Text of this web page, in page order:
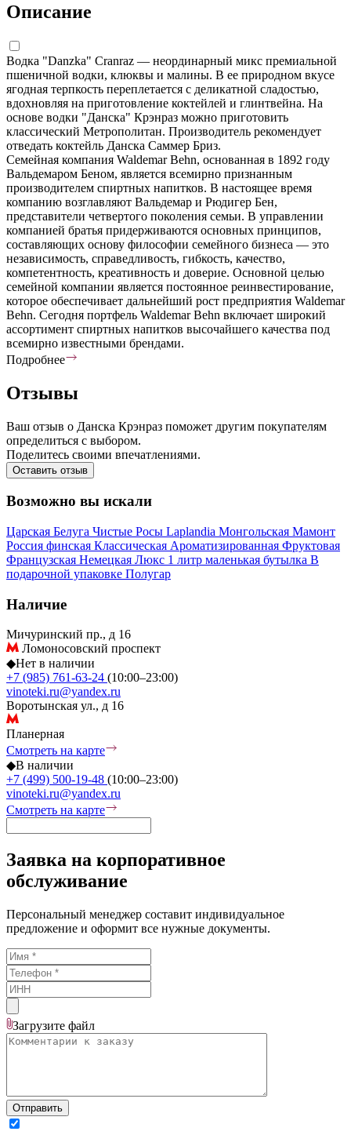
Описание
Водка "Danzka" Cranraz — неординарный микс премиальной
пшеничной водки, клюквы и малины. В ее природном вкусе
ягодная терпкость переплетается с деликатной сладостью,
вдохновляя на приготовление коктейлей и глинтвейна. На
основе водки "Данска" Крэнраз можно приготовить
классический Метрополитан. Производитель рекомендует
отведать коктейль Данска Саммер Бриз.
Семейная компания Waldemar Behn, основанная в 1892 году
Вальдемаром Беном, является всемирно признанным
производителем спиртных напитков. В настоящее время
компанию возглавляют Вальдемар и Рюдигер Бен,
представители четвертого поколения семьи. В управлении
компанией братья придерживаются основных принципов,
составляющих основу философии семейного бизнеса — это
независимость, справедливость, гибкость, качество,
компетентность, креативность и доверие. Основной целью
семейной компании является постоянное реинвестирование,
которое обеспечивает дальнейший рост предприятия Waldemar
Behn. Сегодня портфель Waldemar Behn включает широкий
ассортимент спиртных напитков высочайшего качества под
всемирно известными брендами.
Подробнее
Отзывы
Ваш отзыв о Данска Крэнраз поможет другим покупателям
определиться с выбором.
Поделитесь своими впечатлениями.
Оставить отзыв
Возможно вы искали
Царская Белуга Чистые Росы Laplandia Монгольская Мамонт
Россия финская Классическая Ароматизированная Фруктовая
Французская Немецкая Люкс 1 литр маленькая бутылка В
подарочной упаковке Полугар
Наличие
Мичуринский пр., д 16
Ломоносовский проспект
◆Нет в наличии
+7 (985) 761-63-24 (10:00–23:00)
vinoteki.ru@yandex.ru
Воротынская ул., д 16
Планерная
Смотреть на карте
◆В наличии
+7 (499) 500-19-48 (10:00–23:00)
vinoteki.ru@yandex.ru
Смотреть на карте
Заявка на корпоративное
обслуживание
Персональный менеджер составит индивидуальное
предложение и оформит все нужные документы.
Загрузите файл
Отправить